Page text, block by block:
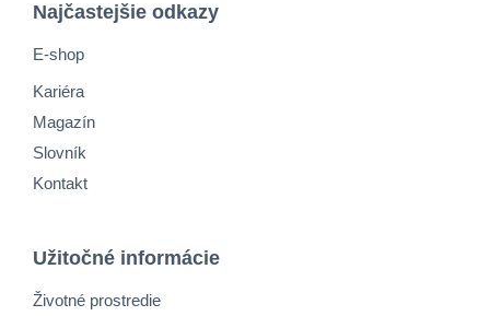
Najčastejšie odkazy
E-shop
Kariéra
Magazín
Slovník
Kontakt
Užitočné informácie
Životné prostredie